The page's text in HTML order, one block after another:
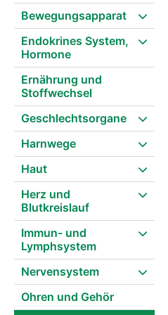
Bewegungsapparat
Endokrines System,
Hormone
Ernährung und
Stoffwechsel
Geschlechtsorgane
Harnwege
Haut
Herz und
Blutkreislauf
Immun- und
Lymphsystem
Nervensystem
Ohren und Gehör